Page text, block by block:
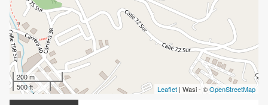
200 m
500 ft
Leaflet | Wasi - ©OpenStreetMap